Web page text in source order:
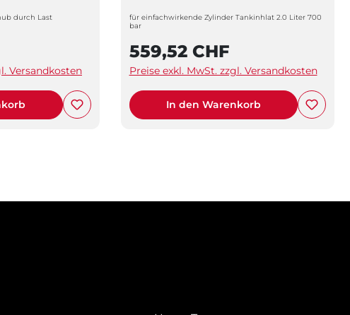
durch Last
Versandkosten
für einfachwirkende Zylinder Tankinhlat 2.0 Liter 700
bar
559,52 CHF
Preise exkl. MwSt. zzgl. Versandkosten
In den Warenkorb